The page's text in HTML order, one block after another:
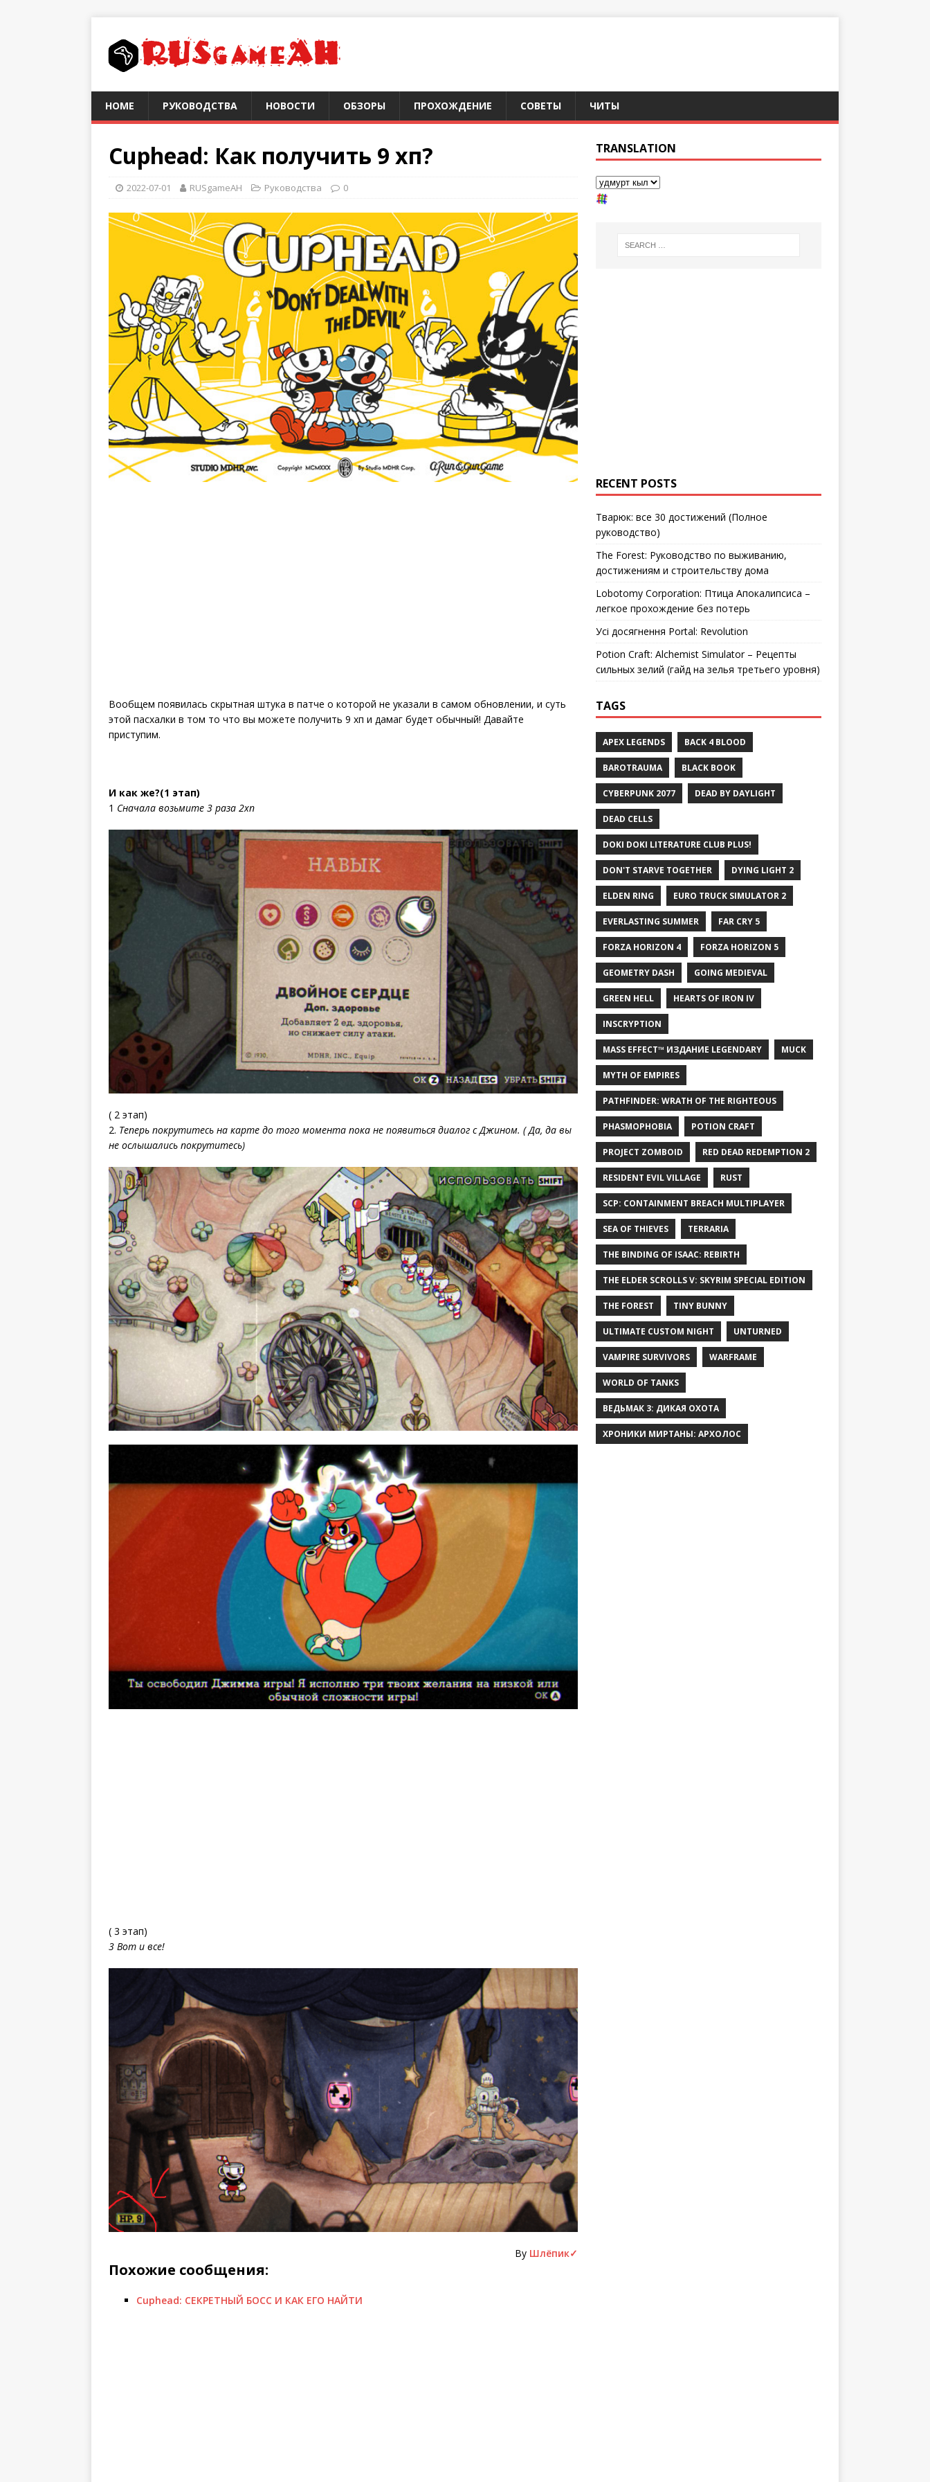
HOME РУКОВОДСТВА НОВОСТИ ОБЗОРЫ ПРОХОЖДЕНИЕ СОВЕТЫ ЧИТЫ
Cuphead: Как получить 9 хп?
2022-07-01 RUSgameAH Руководства 0
Вообщем появилась скрытная штука в патче о которой не указали в самом обновлении, и суть
этой пасхалки в том то что вы можете получить 9 хп и дамаг будет обычный! Давайте
приступим.
И как же?(1 этап)
1 Сначала возьмите 3 раза 2хп
( 2 этап)
2. Теперь покрутитесь на карте до того момента пока не появиться диалог с Джином. ( Да, да вы
не ослышались покрутитесь)
( 3 этап)
3 Вот и все!
By Шлёпик✓
Похожие сообщения:
Cuphead: СЕКРЕТНЫЙ БОСС И КАК ЕГО НАЙТИ
TRANSLATION
RECENT POSTS
Тварюк: все 30 достижений (Полное
руководство)
The Forest: Руководство по выживанию,
достижениям и строительству дома
Lobotomy Corporation: Птица Апокалипсиса –
легкое прохождение без потерь
Усі досягнення Portal: Revolution
Potion Craft: Alchemist Simulator – Рецепты
сильных зелий (гайд на зелья третьего уровня)
TAGS
APEX LEGENDS BACK 4 BLOOD
BAROTRAUMA BLACK BOOK
CYBERPUNK 2077 DEAD BY DAYLIGHT
DEAD CELLS
DOKI DOKI LITERATURE CLUB PLUS!
DON'T STARVE TOGETHER DYING LIGHT 2
ELDEN RING EURO TRUCK SIMULATOR 2
EVERLASTING SUMMER FAR CRY 5
FORZA HORIZON 4 FORZA HORIZON 5
GEOMETRY DASH GOING MEDIEVAL
GREEN HELL HEARTS OF IRON IV
INSCRYPTION
MASS EFFECT™ ИЗДАНИЕ LEGENDARY MUCK
MYTH OF EMPIRES
PATHFINDER: WRATH OF THE RIGHTEOUS
PHASMOPHOBIA POTION CRAFT
PROJECT ZOMBOID RED DEAD REDEMPTION 2
RESIDENT EVIL VILLAGE RUST
SCP: CONTAINMENT BREACH MULTIPLAYER
SEA OF THIEVES TERRARIA
THE BINDING OF ISAAC: REBIRTH
THE ELDER SCROLLS V: SKYRIM SPECIAL EDITION
THE FOREST TINY BUNNY
ULTIMATE CUSTOM NIGHT UNTURNED
VAMPIRE SURVIVORS WARFRAME
WORLD OF TANKS
ВЕДЬМАК 3: ДИКАЯ ОХОТА
ХРОНИКИ МИРТАНЫ: АРХОЛОС